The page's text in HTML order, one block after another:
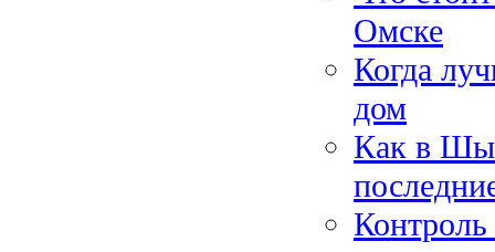
Омске
Когда
дом
Как в
Контроль